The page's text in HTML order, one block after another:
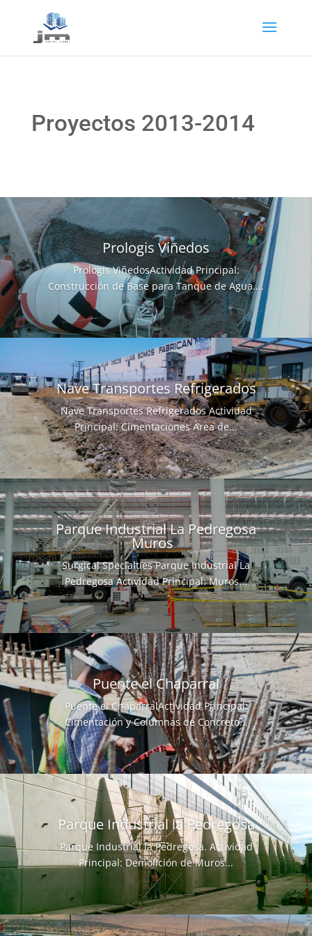
Proyectos 2013-2014
Prologis Viñedos
Prologis ViñedosActividad Principal:
Construcción de Base para Tanque de Agua....
Nave Transportes Refrigerados
Nave Transportes Refrigerados Actividad
Principal: Cimentaciones Area de...
Parque Industrial La Pedregosa
Muros
Surgical Specialties Parque Industrial La
Pedregosa Actividad Principal: Muros...
Puente el Chaparral
Puente el ChaparralActividad Principal:
Cimentación y Columnas de Concreto...
Parque Industrial la Pedregosa
Parque Industrial la Pedregosa. Actividad
Principal: Demolición de Muros...